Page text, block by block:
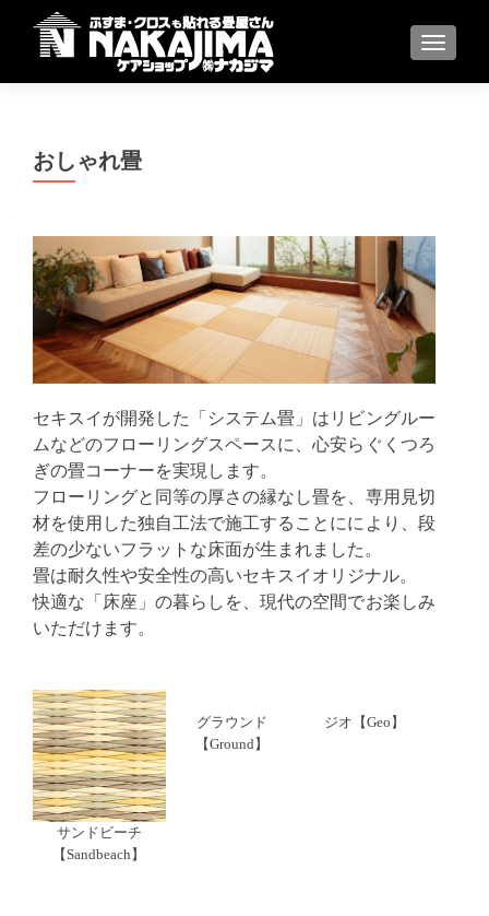
ナビゲ
おしゃれ畳
セキスイが開発した「システム畳」はリビングルー
ムなどのフローリングスペースに、心安らぐくつろ
ぎの畳コーナーを実現します。
フローリングと同等の厚さの縁なし畳を、専用見切
材を使用した独自工法で施工することににより、段
差の少ないフラットな床面が生まれました。
畳は耐久性や安全性の高いセキスイオリジナル。
快適な「床座」の暮らしを、現代の空間でお楽しみ
いただけます。
サンドビーチ
【Sandbeach】
グラウンド
【Ground】
ジオ【Geo】